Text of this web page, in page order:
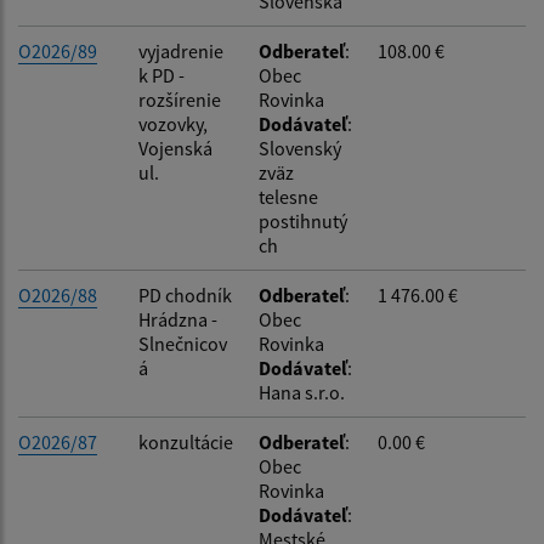
O2026/89
vyjadrenie
k PD -
rozšírenie
vozovky,
Vojenská
ul.
Odberateľ:
Obec
Rovinka
Dodávateľ:
Slovenský
zväz
telesne
postihnutý
ch
108.00 €
O2026/88
PD chodník
Hrádzna -
Slnečnicov
á
Odberateľ:
Obec
Rovinka
Dodávateľ:
Hana s.r.o.
1 476.00 €
O2026/87 konzultácie Odberateľ:
Obec
Rovinka
Dodávateľ:
0.00 €